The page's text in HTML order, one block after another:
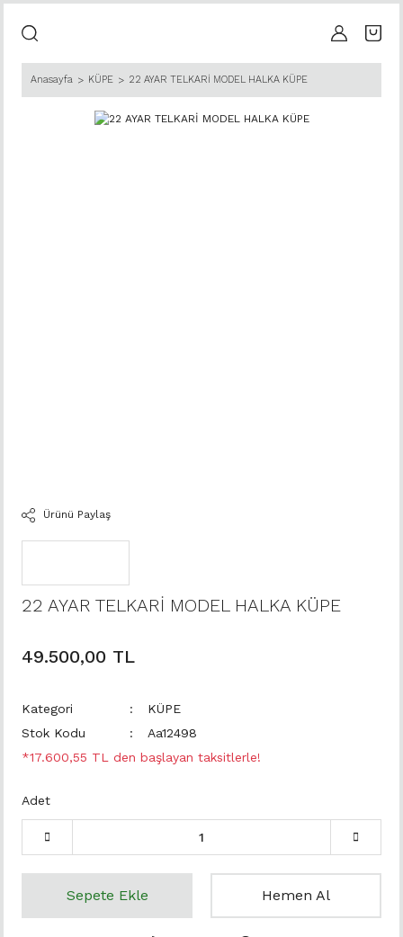
Anasayfa KÜPE 22 AYAR TELKARİ MODEL HALKA KÜPE
Ürünü Paylaş
22 AYAR TELKARİ MODEL HALKA KÜPE
49.500,00 TL
Kategori
KÜPE
Stok Kodu
Aa12498
*17.600,55 TL den başlayan taksitlerle!
Adet
Sepete Ekle Hemen Al